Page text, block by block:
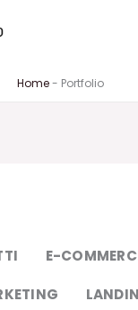
Home- Portfolio
E-